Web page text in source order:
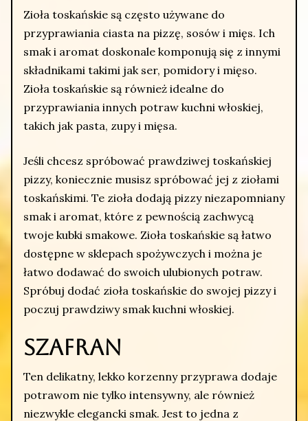
Zioła toskańskie są często używane do
przyprawiania ciasta na pizzę, sosów i mięs. Ich
smak i aromat doskonale komponują się z innymi
składnikami takimi jak ser, pomidory i mięso.
Zioła toskańskie są również idealne do
przyprawiania innych potraw kuchni włoskiej,
takich jak pasta, zupy i mięsa.
Jeśli chcesz spróbować prawdziwej toskańskiej
pizzy, koniecznie musisz spróbować jej z ziołami
toskańskimi. Te zioła dodają pizzy niezapomniany
smak i aromat, które z pewnością zachwycą
twoje kubki smakowe. Zioła toskańskie są łatwo
dostępne w sklepach spożywczych i można je
łatwo dodawać do swoich ulubionych potraw.
Spróbuj dodać zioła toskańskie do swojej pizzy i
poczuj prawdziwy smak kuchni włoskiej.
Szafran
Ten delikatny, lekko korzenny przyprawa dodaje
potrawom nie tylko intensywny, ale również
niezwykle elegancki smak. Jest to jedna z